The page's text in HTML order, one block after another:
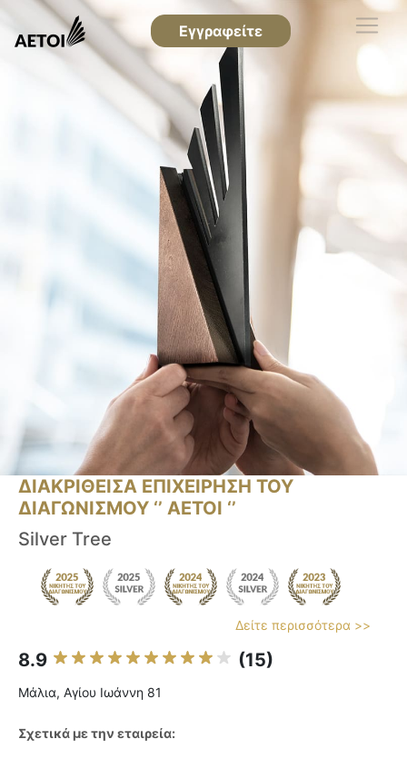
Εγγραφείτε
ΔΙΑΚΡΙΘΕΙΣΑ ΕΠΙΧΕΙΡΗΣΗ ΤΟΥ
ΔΙΑΓΩΝΙΣΜΟΥ ‘’ ΑΕΤΟΙ ‘’
Silver Tree
Δείτε περισσότερα >>
8.9 (15)
Μάλια, Αγίου Ιωάννη 81
Σχετικά με την εταιρεία: